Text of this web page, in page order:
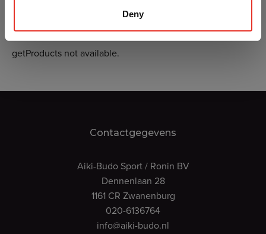
Deny
getProducts not available.
Contactgegevens
Aiki-Budo Sport / Ronin BV
Dennenlaan 28
1161 CR Zwanenburg
020-6136764
info@aiki-budo.nl